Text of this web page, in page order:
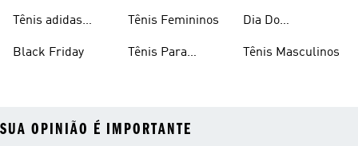
Tênis adidas
Black Friday
Tênis Femininos
Tênis Para
Dia Do
Tênis Masculinos
SUA OPINIÃO É IMPORTANTE